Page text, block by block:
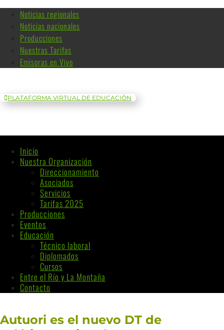
Noticias regionales
Noticias nacionales
Producciones
Nuestras Tarifas
Emisoras en Vivo
PLATAFORMA VIRTUAL DE EDUCACIÓN
Inicio
Nuestra Organización
Direccionamiento
Asociados
Servicios
Tarifas 2025
Producciones
Eventos
Educación
Técnico laboral
Diplomados
Cursos
Entre el Río y La Montaña
Contacto
Autuori es el nuevo DT de